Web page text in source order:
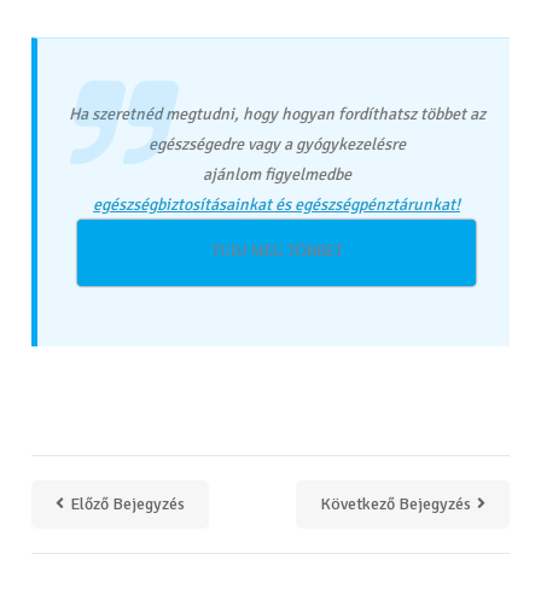
Ha szeretnéd megtudni, hogy hogyan fordíthatsz többet az
egészségedre vagy a gyógykezelésre
ajánlom figyelmedbe
egészségbiztosításainkat és egészségpénztárunkat!
TUDJ MEG TÖBBET
Előző Bejegyzés Következő Bejegyzés